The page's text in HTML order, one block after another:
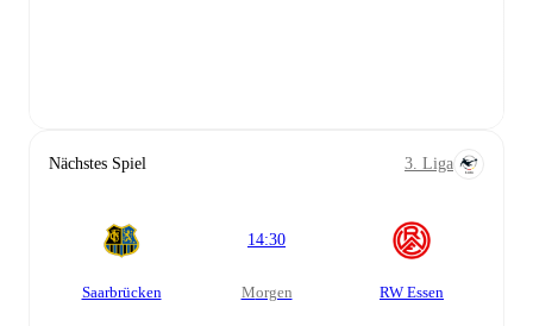
Nächstes Spiel 3. Liga
Saarbrücken
14:30
morgen RW Essen